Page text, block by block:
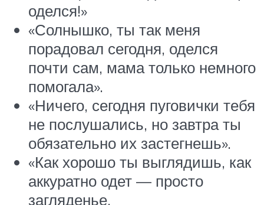
оделся!»
«Солнышко, ты так меня
порадовал сегодня, оделся
почти сам, мама только немного
помогала».
«Ничего, сегодня пуговички тебя
не послушались, но завтра ты
обязательно их застегнешь».
«Как хорошо ты выглядишь, как
аккуратно одет — просто
загляденье.